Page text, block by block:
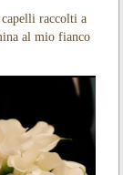
raccolti a
al mio fianco